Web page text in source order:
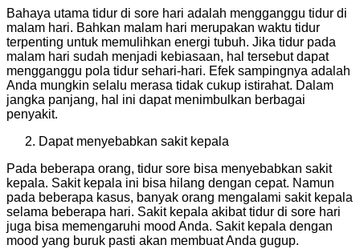
Bahaya utama tidur di sore hari adalah mengganggu tidur di
malam hari. Bahkan malam hari merupakan waktu tidur
terpenting untuk memulihkan energi tubuh. Jika tidur pada
malam hari sudah menjadi kebiasaan, hal tersebut dapat
mengganggu pola tidur sehari-hari. Efek sampingnya adalah
Anda mungkin selalu merasa tidak cukup istirahat. Dalam
jangka panjang, hal ini dapat menimbulkan berbagai
penyakit.
Dapat menyebabkan sakit kepala
Pada beberapa orang, tidur sore bisa menyebabkan sakit
kepala. Sakit kepala ini bisa hilang dengan cepat. Namun
pada beberapa kasus, banyak orang mengalami sakit kepala
selama beberapa hari. Sakit kepala akibat tidur di sore hari
juga bisa memengaruhi mood Anda. Sakit kepala dengan
mood yang buruk pasti akan membuat Anda gugup.